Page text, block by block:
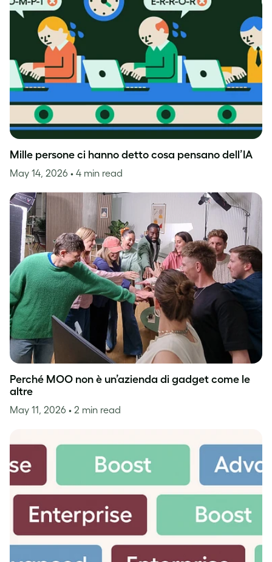
Mille persone ci hanno detto cosa pensano dell’IA
May 14, 2026 • 4 min read
Perché MOO non è un’azienda di gadget come le
altre
May 11, 2026 • 2 min read